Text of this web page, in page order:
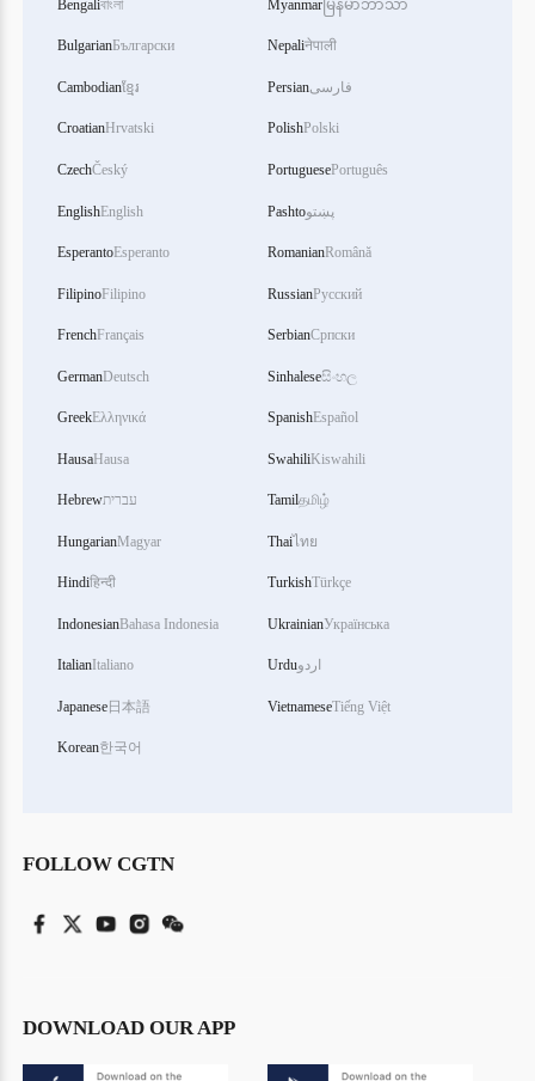
Bengaliবাংলা
BulgarianБългарски
Cambodianខ្មែរ
CroatianHrvatski
CzechČeský
EnglishEnglish
EsperantoEsperanto
FilipinoFilipino
FrenchFrançais
GermanDeutsch
GreekΕλληνικά
HausaHausa
Hebrewעברית
HungarianMagyar
Hindiहिन्दी
IndonesianBahasa Indonesia
ItalianItaliano
Japanese日本語
Korean한국어
Myanmar မြန်မာဘာသာ
Nepaliनेपाली
Persianفارسی
PolishPolski
PortuguesePortuguês
Pashtoپښتو
RomanianRomână
RussianРусский
SerbianСрпски
Sinhaleseසිංහල
SpanishEspañol
SwahiliKiswahili
Tamilதமிழ்
Thaiไทย
TurkishTürkçe
UkrainianУкраїнська
Urduاردو
VietnameseTiếng Việt
FOLLOW CGTN
DOWNLOAD OUR APP